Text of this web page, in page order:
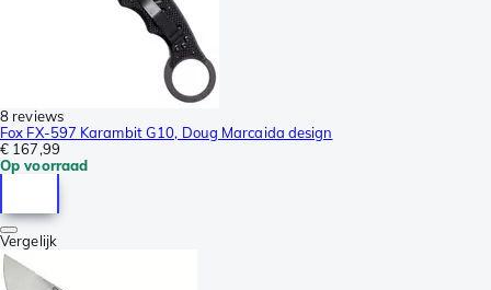
8 reviews
Fox FX-597 Karambit G10, Doug Marcaida design
€ 167,99
Op voorraad
Vergelijk